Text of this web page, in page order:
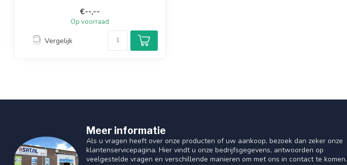
€--,--
Op voorraad
Vergelijk
Meer informatie
Als u vragen heeft over onze producten of uw aankoop, bezoek dan zeker onze
klantenservicepagina. Hier vindt u onze bedrijfsgegevens, antwoorden op
veelgestelde vragen en verschillende manieren om met ons in contact te komen.